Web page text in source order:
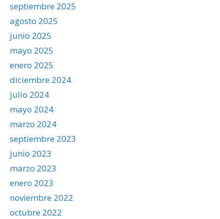
septiembre 2025
agosto 2025
junio 2025
mayo 2025
enero 2025
diciembre 2024
julio 2024
mayo 2024
marzo 2024
septiembre 2023
junio 2023
marzo 2023
enero 2023
noviembre 2022
octubre 2022